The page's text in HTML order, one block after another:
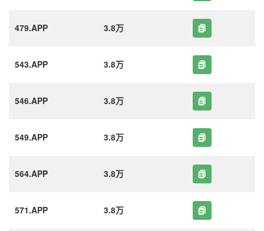
479.APP 3.8万
543.APP 3.8万
546.APP 3.8万
549.APP 3.8万
564.APP 3.8万
571.APP 3.8万